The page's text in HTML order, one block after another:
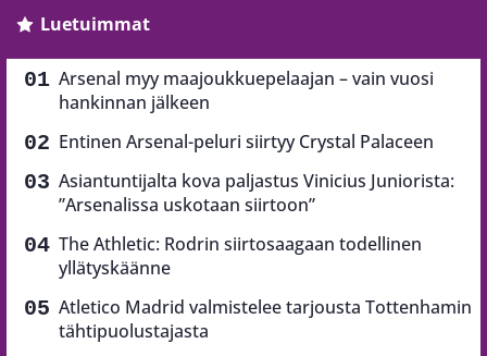
Luetuimmat
Arsenal myy maajoukkuepelaajan – vain vuosi
hankinnan jälkeen
Entinen Arsenal-peluri siirtyy Crystal Palaceen
Asiantuntijalta kova paljastus Vinicius Juniorista:
”Arsenalissa uskotaan siirtoon”
The Athletic: Rodrin siirtosaagaan todellinen
yllätyskäänne
Atletico Madrid valmistelee tarjousta Tottenhamin
tähtipuolustajasta